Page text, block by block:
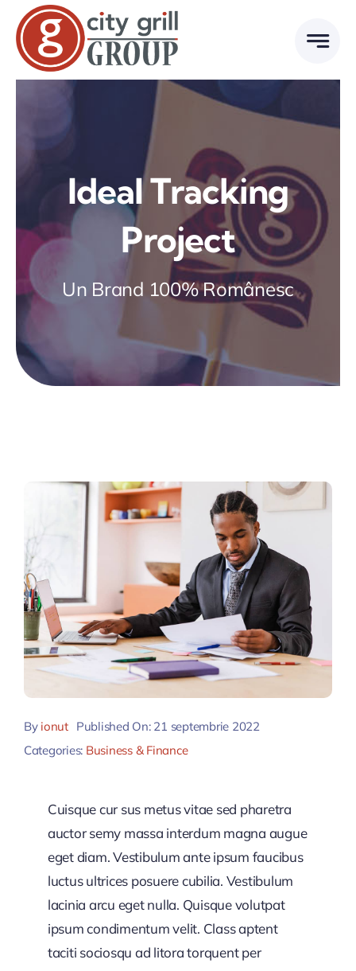
content
Ideal Tracking
Project
Un Brand 100% Românesc
By ionut Published On: 21 septembrie 2022
Categories: Business & Finance
Cuisque cur sus metus vitae sed pharetra
auctor semy massa interdum magna augue
eget diam. Vestibulum ante ipsum faucibus
luctus ultrices posuere cubilia. Vestibulum
lacinia arcu eget nulla. Quisque volutpat
ipsum condimentum velit. Class aptent
taciti sociosqu ad litora torquent per